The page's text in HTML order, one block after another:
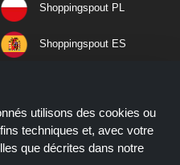
Shoppingspout PL
Shoppingspout ES
Shoppingspout NO
utilisons des cookies ou
techniques et, avec votre
que décrites dans notre